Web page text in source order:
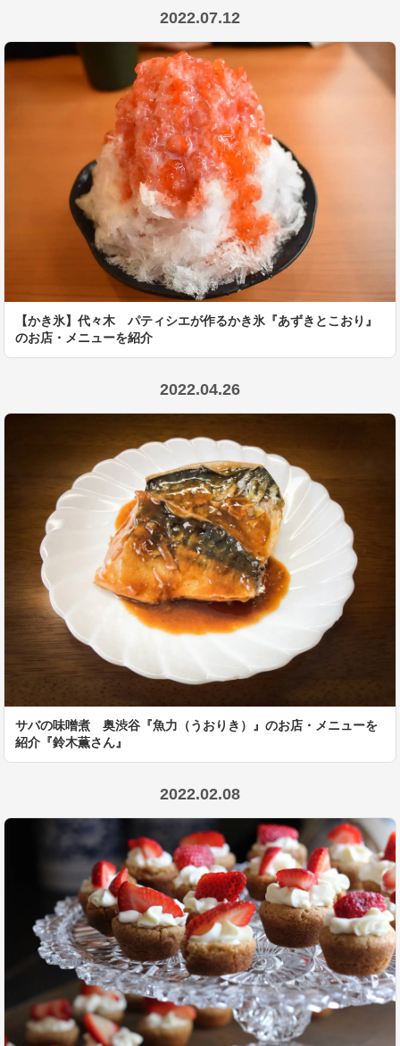
2022.07.12
【かき氷】代々木 パティシエが作るかき氷『あずきとこおり』
のお店・メニューを紹介
2022.04.26
サバの味噌煮 奥渋谷『魚力（うおりき）』のお店・メニューを
紹介『鈴木薫さん』
2022.02.08